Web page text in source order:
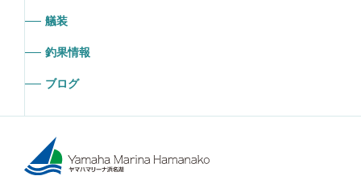
艤装
釣果情報
ブログ